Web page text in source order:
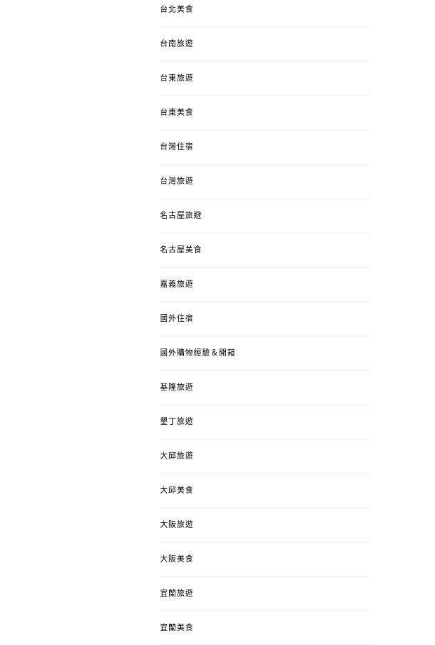
台北美食
台南旅遊
台東旅遊
台東美食
台灣住宿
台灣旅遊
名古屋旅遊
名古屋美食
嘉義旅遊
國外住宿
國外購物經驗＆開箱
基隆旅遊
墾丁旅遊
大邱旅遊
大邱美食
大阪旅遊
大阪美食
宜蘭旅遊
宜蘭美食